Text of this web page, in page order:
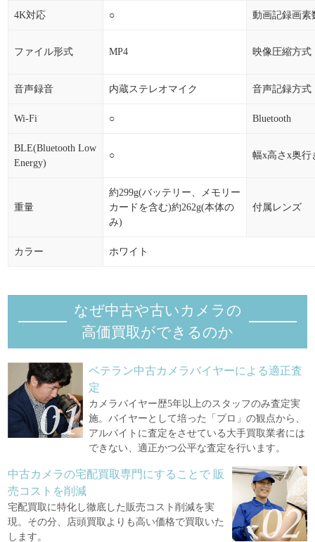
4K対応 ○ 動画記録画素
ファイル形式 MP4 映像圧縮方式
音声録音 内蔵ステレオマイク 音声記録方式
Wi-Fi ○ Bluetooth
BLE(Bluetooth Low
Energy)
○ 幅x高さx奥行
重量
約299g(バッテリー、メモリー
カードを含む)約262g(本体の
み)
付属レンズ
カラー ホワイト
なぜ中古や古いカメラの
高価買取ができるのか
ベテラン中古カメラバイヤーによる適正査
定
カメラバイヤー歴5年以上のスタッフのみ査定実
施。バイヤーとして培った「プロ」の観点から、
アルバイトに査定をさせている大手買取業者には
できない、適正かつ公平な査定を行います。
中古カメラの宅配買取専門にすることで 販
売コストを削減
宅配買取に特化し徹底した販売コスト削減を実
現。その分、店頭買取よりも高い価格で買取いた
します。